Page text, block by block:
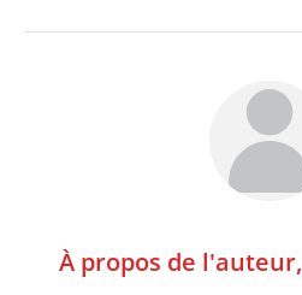
À propos de l'auteur,